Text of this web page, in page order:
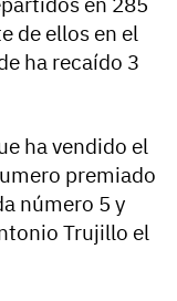
de ellos en el
ha recaído 3
ha vendido el
premiado
número 5 y
Trujillo el